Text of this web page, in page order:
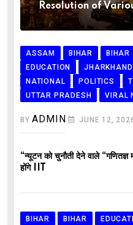
Resolution of
ASSAM BIHAR BIHAR
EDUCATION
JHARKHAND
NATIONAL
POLITICS
UTTAR PRADESH
VIRAL
BYADMIN JUNE 12,
“न्यूटन को चुनौती देने वाले “गणितज्ञ
होंगे IIT
BIHAR BIHAR